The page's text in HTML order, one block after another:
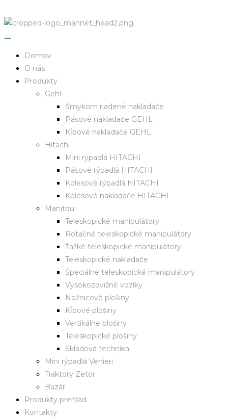
Domov
O nás
Produkty
Gehl
Šmykom riadené nakladače
Pásové nakladače GEHL
Kĺbové nakladače GEHL
Hitachi
Mini rýpadlá HITACHI
Pásové rýpadlá HITACHI
Kolesové rýpadlá HITACHI
Kolesové nakladače HITACHI
Manitou
Teleskopické manipulátory
Rotačné teleskopické manipulátory
Ťažké teleskopické manipulátory
Teleskopické nakladače
Špeciálne teleskopické manipulátory
Vysokozdvižné vozíky
Nožnicové plošiny
Kĺbové plošiny
Vertikálne plošiny
Teleskopické plošiny
Skladová technika
Mini rýpadlá Venieri
Traktory Zetor
Bazár
Produkty prehľad
Kontakty